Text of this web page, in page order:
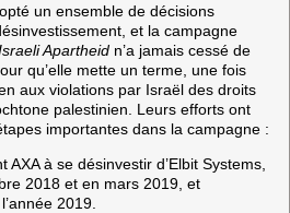
un ensemble de décisions
et la campagne
Apartheid n’a jamais cessé de
qu’elle mette un terme, une fois
aux violations par Israël des droits
palestinien. Leurs efforts ont
importantes dans la campagne :
à se désinvestir d’Elbit Systems,
2018 et en mars 2019, et
2019.